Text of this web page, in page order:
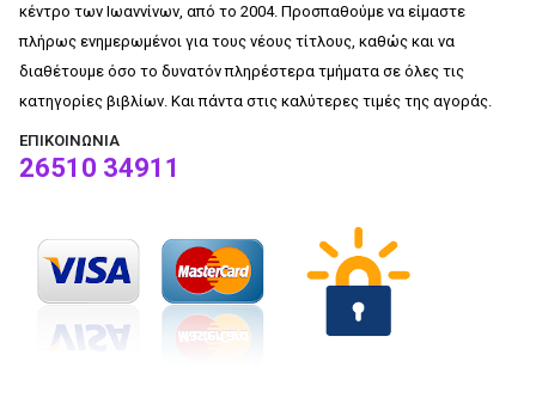
κέντρο των Ιωαννίνων, από το 2004. Προσπαθούμε να είμαστε
πλήρως ενημερωμένοι για τους νέους τίτλους, καθώς και να
διαθέτουμε όσο το δυνατόν πληρέστερα τμήματα σε όλες τις
κατηγορίες βιβλίων. Και πάντα στις καλύτερες τιμές της αγοράς.
ΕΠΙΚΟΙΝΩΝΊΑ
26510 34911